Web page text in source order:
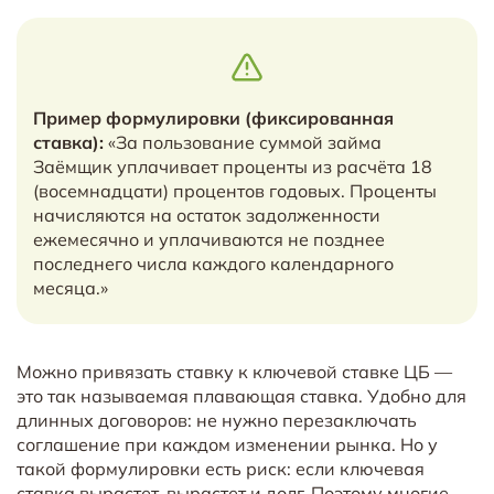
Пример формулировки (фиксированная
ставка): «За пользование суммой займа
Заёмщик уплачивает проценты из расчёта 18
(восемнадцати) процентов годовых. Проценты
начисляются на остаток задолженности
ежемесячно и уплачиваются не позднее
последнего числа каждого календарного
месяца.»
Можно привязать ставку к ключевой ставке ЦБ —
это так называемая плавающая ставка. Удобно для
длинных договоров: не нужно перезаключать
соглашение при каждом изменении рынка. Но у
такой формулировки есть риск: если ключевая